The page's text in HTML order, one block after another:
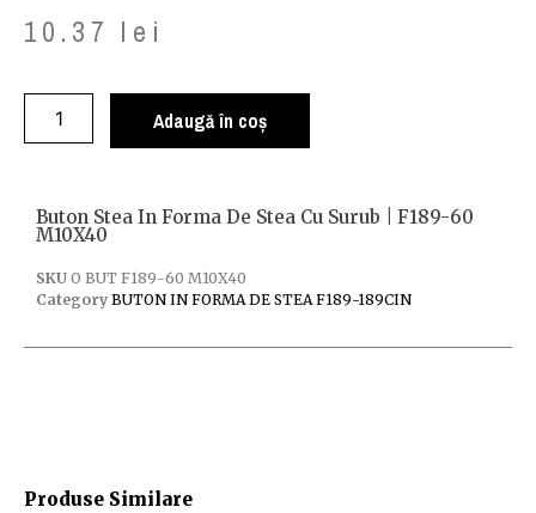
10.37 lei
Adaugă în coș
Produse Similare
Buton Stea In Forma De Stea Cu Surub | F189-60
M10X40
SKU O BUT F189-60 M10X40
Category BUTON IN FORMA DE STEA F189-189CIN